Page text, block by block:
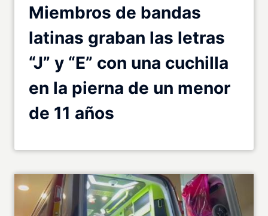
Miembros de bandas
latinas graban las letras
“J” y “E” con una cuchilla
en la pierna de un menor
de 11 años